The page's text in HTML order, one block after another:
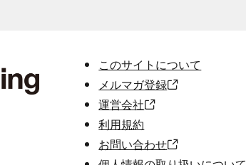
このサイトについて
メルマガ登録
運営会社
利用規約
お問い合わせ